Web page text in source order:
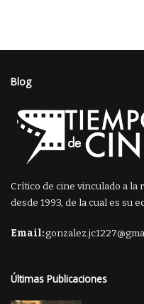
Blog
Crítico de cine vinculado a la
desde 1993, de la cual es su
Email:
Últimas Publicaciones